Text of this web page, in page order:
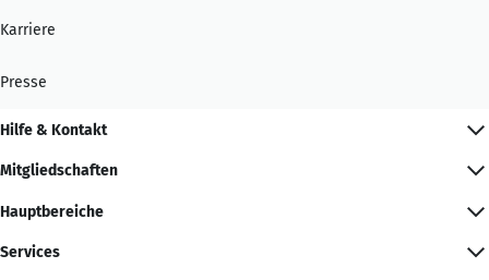
Karriere
Presse
Hilfe & Kontakt
Mitgliedschaften
Hauptbereiche
Services